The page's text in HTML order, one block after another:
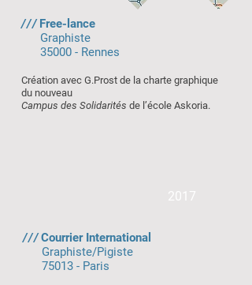
Création avec G.Prost de la charte graphique
du nouveau
Campus des Solidarités de l’école Askoria.
///Free-lance
Graphiste
35000 - Rennes
///Courrier International
Graphiste/Pigiste
75013 - Paris
2017